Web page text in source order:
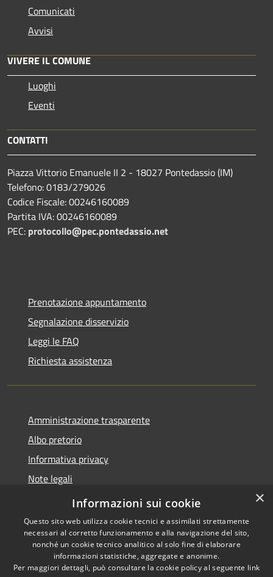
Comunicati
Avvisi
VIVERE IL COMUNE
Luoghi
Eventi
CONTATTI
Piazza Vittorio Emanuele II 2 - 18027 Pontedassio (IM)
Telefono: 0183/279026
Codice Fiscale: 00246160089
Partita IVA: 00246160089
PEC: protocollo@pec.pontedassio.net
Prenotazione appuntamento
Segnalazione disservizio
Leggi le FAQ
Richiesta assistenza
Amministrazione trasparente
Albo pretorio
Informativa privacy
Note legali
Dichiarazione di accessibilità
Copyright © 2026 • Comune di
×
Informazioni sui cookie
Questo sito web utilizza cookie tecnici e assimilati strettamente
necessari al corretto funzionamento e alla navigazione del sito,
nonché un cookie tecnico analitico al solo fine di elaborare
informazioni statistiche, aggregate e anonime.
Per maggiori dettagli, può consultare la cookie policy al seguente link